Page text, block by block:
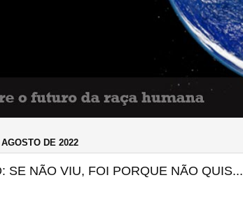
DE 2022
SE NÃO VIU, FOI PORQUE NÃO QUIS...